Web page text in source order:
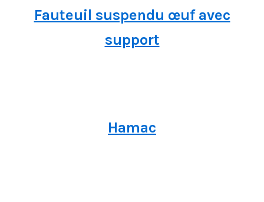
Fauteuil suspendu œuf avec
support
Hamac